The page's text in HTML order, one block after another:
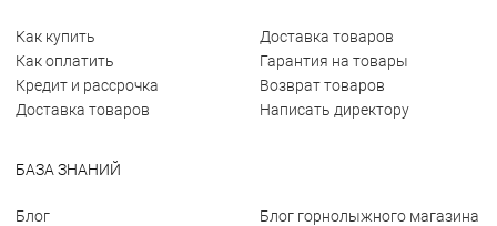
Как купить
Как оплатить
Кредит и рассрочка
Доставка товаров
Доставка товаров
Гарантия на товары
Возврат товаров
Написать директору
БАЗА ЗНАНИЙ
Блог
Блог горнолыжного магазина